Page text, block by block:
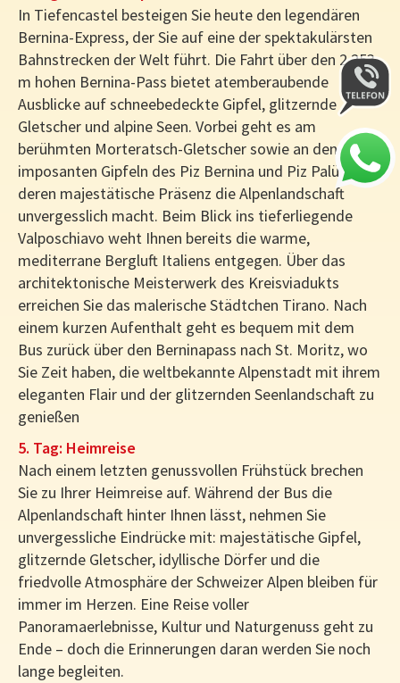
In Tiefencastel besteigen Sie heute den legendären
Bernina-Express, der Sie auf eine der spektakulärsten
Bahnstrecken der Welt führt. Die Fahrt über den 2.253
m hohen Bernina-Pass bietet atemberaubende
Ausblicke auf schneebedeckte Gipfel, glitzernde
Gletscher und alpine Seen. Vorbei geht es am
berühmten Morteratsch-Gletscher sowie an den
imposanten Gipfeln des Piz Bernina und Piz Palü,
deren majestätische Präsenz die Alpenlandschaft
unvergesslich macht. Beim Blick ins tieferliegende
Valposchiavo weht Ihnen bereits die warme,
mediterrane Bergluft Italiens entgegen. Über das
architektonische Meisterwerk des Kreisviadukts
erreichen Sie das malerische Städtchen Tirano. Nach
einem kurzen Aufenthalt geht es bequem mit dem
Bus zurück über den Berninapass nach St. Moritz, wo
Sie Zeit haben, die weltbekannte Alpenstadt mit ihrem
eleganten Flair und der glitzernden Seenlandschaft zu
genießen
5. Tag: Heimreise
Nach einem letzten genussvollen Frühstück brechen
Sie zu Ihrer Heimreise auf. Während der Bus die
Alpenlandschaft hinter Ihnen lässt, nehmen Sie
unvergessliche Eindrücke mit: majestätische Gipfel,
glitzernde Gletscher, idyllische Dörfer und die
friedvolle Atmosphäre der Schweizer Alpen bleiben für
immer im Herzen. Eine Reise voller
Panoramaerlebnisse, Kultur und Naturgenuss geht zu
Ende – doch die Erinnerungen daran werden Sie noch
lange begleiten.